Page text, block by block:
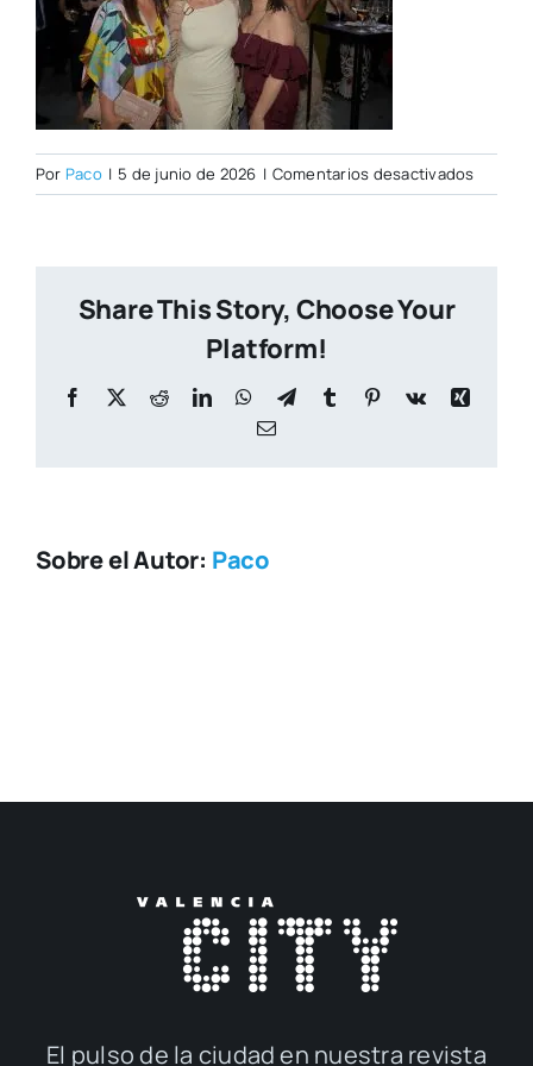
Por Paco | 5 de junio de 2026 | Comentarios desactivadosen
Share This Story, Choose Your
Platform!
Facebook
X RedditLinkedInWhatsApp
TelegramTumblr Pinterest
Vk
Xing
Correo
Sobre el Autor: Paco
El pul­so de la ciu­dad en nues­tra revis­ta